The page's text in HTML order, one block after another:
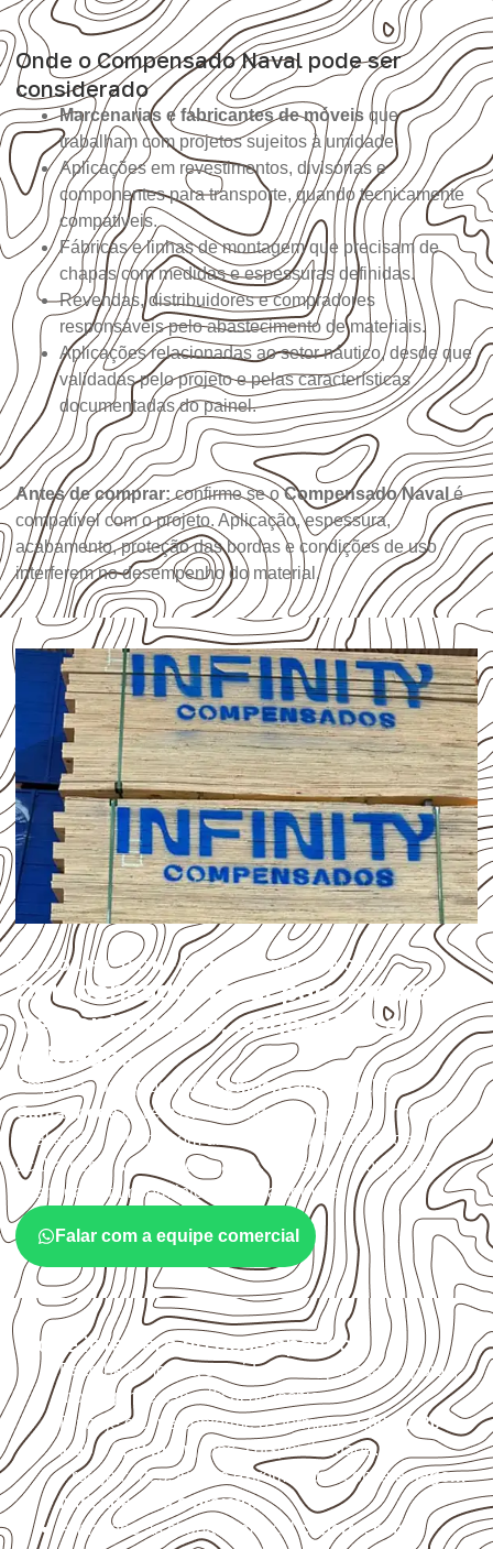
Onde o Compensado Naval pode ser
considerado
Marcenarias e fabricantes de móveis que
trabalham com projetos sujeitos à umidade.
Aplicações em revestimentos, divisórias e
componentes para transporte, quando tecnicamente
compatíveis.
Fábricas e linhas de montagem que precisam de
chapas com medidas e espessuras definidas.
Revendas, distribuidores e compradores
responsáveis pelo abastecimento de materiais.
Aplicações relacionadas ao setor náutico, desde que
validadas pelo projeto e pelas características
documentadas do painel.
Antes de comprar: confirme se oCompensado Naval é
compatível com o projeto. Aplicação, espessura,
acabamento, proteção das bordas e condições de uso
interferem no desempenho do material.
ESCOLHA CONFORME A APLICAÇÃO
Compensado Naval para empresas
de Cantanhede: aplicações e
cuidados
Empresas que procuram
Compensado Naval em
Cantanhededevem avaliar onde a chapa será instalada,
qual será o contato com umidade e quais cuidados de
acabamento serão necessários. Espessura, formato e
quantidade também interferem na compra.
Falar com a equipe comercial
O que interfere no desempenho
Escolha a medida considerando aplicação, apoios,
montagem e especificação técnica.
Planeje o corte conforme os formatos1,60 × 2,20 m e
1,60 × 2,50 m, sujeitos à disponibilidade.
Proteja cortes, furos e extremidades com aselagem
indicada para o projeto.
Armazene as chapas em localcoberto, seco,